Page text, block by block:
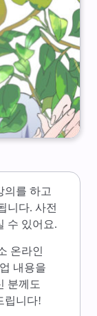
의를 하고
니다. 사전
수 있어요.
온라인
내용을
분께도
립니다!